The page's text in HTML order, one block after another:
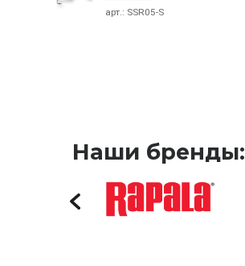
арт.: SSR05-S
Наши бренды: